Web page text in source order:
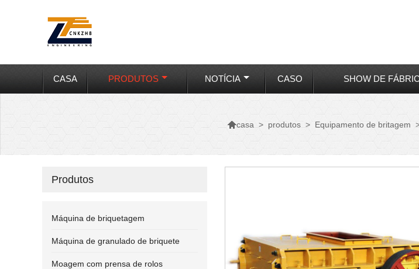
CASA PRODUTOS NOTÍCIA CASO SHOW DE
casa > produtos > Equipamento de britagem
Produtos
Máquina de briquetagem
Máquina de granulado de briquete
Moagem com prensa de rolos